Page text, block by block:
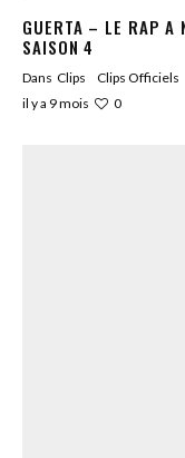
GUERTA – LE RAP A
SAISON 4
Dans Clips Clips Officiels
il y a 9 mois
0